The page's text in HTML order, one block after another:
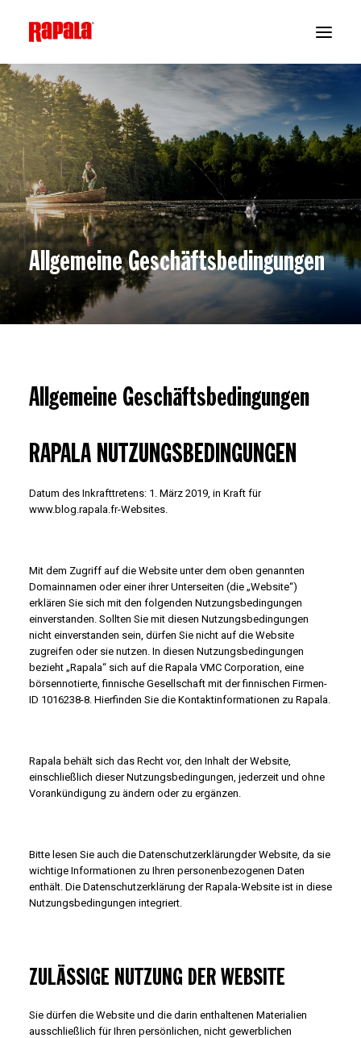
Allgemeine Geschäftsbedingungen
Allgemeine Geschäftsbedingungen
RAPALA NUTZUNGSBEDINGUNGEN
Datum des Inkrafttretens: 1. März 2019, in Kraft für
www.blog.rapala.fr-Websites.
Mit dem Zugriff auf die Website unter dem oben genannten
Domainnamen oder einer ihrer Unterseiten (die „Website“)
erklären Sie sich mit den folgenden Nutzungsbedingungen
einverstanden. Sollten Sie mit diesen Nutzungsbedingungen
nicht einverstanden sein, dürfen Sie nicht auf die Website
zugreifen oder sie nutzen. In diesen Nutzungsbedingungen
bezieht „Rapala“ sich auf die Rapala VMC Corporation, eine
börsennotierte, finnische Gesellschaft mit der finnischen Firmen-
ID 1016238-8. Hierfinden Sie die Kontaktinformationen zu Rapala.
Rapala behält sich das Recht vor, den Inhalt der Website,
einschließlich dieser Nutzungsbedingungen, jederzeit und ohne
Vorankündigung zu ändern oder zu ergänzen.
Bitte lesen Sie auch die Datenschutzerklärungder Website, da sie
wichtige Informationen zu Ihren personenbezogenen Daten
enthält. Die Datenschutzerklärung der Rapala-Website ist in diese
Nutzungsbedingungen integriert.
ZULÄSSIGE NUTZUNG DER WEBSITE
Sie dürfen die Website und die darin enthaltenen Materialien
ausschließlich für Ihren persönlichen, nicht gewerblichen